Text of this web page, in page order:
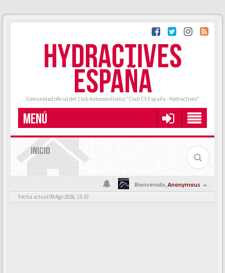
HYDRACTIVES
ESPAÑA
Comunidad oficial del Club Automovilístico "Club C5 España - Hydractives"
MENÚ
INICIO
Bienvenido,Anonymous
Fecha actual 09 Ago 2026, 15:33